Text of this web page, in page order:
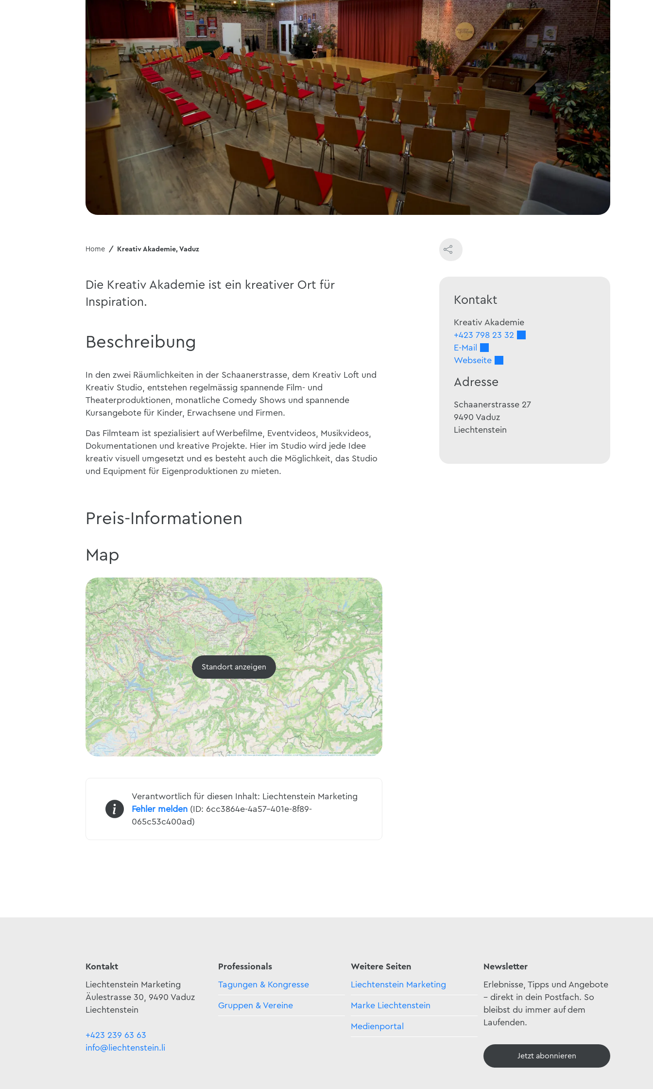
Home Kreativ Akademie, Vaduz
Die Kreativ Akademie ist ein kreativer Ort für
Inspiration.
Beschreibung
In den zwei Räumlichkeiten in der Schaanerstrasse, dem Kreativ Loft und
Kreativ Studio, entstehen regelmässig spannende Film- und
Theaterproduktionen, monatliche Comedy Shows und spannende
Kursangebote für Kinder, Erwachsene und Firmen.
Das Filmteam ist spezialisiert auf Werbefilme, Eventvideos, Musikvideos,
Dokumentationen und kreative Projekte. Hier im Studio wird jede Idee
kreativ visuell umgesetzt und es besteht auch die Möglichkeit, das Studio
und Equipment für Eigenproduktionen zu mieten.
Preis-Informationen
Map
Standort anzeigen
Verantwortlich für diesen Inhalt: Liechtenstein Marketing
Fehler melden(ID: 6cc3864e-4a57-401e-8f89-
065c53c400ad)
Kontakt
Kreativ Akademie
+423 798 23 32
E-Mail
Webseite
Adresse
Schaanerstrasse 27
9490 Vaduz
Liechtenstein
Kontakt
Liechtenstein Marketing
Äulestrasse 30, 9490 Vaduz
Liechtenstein
+423 239 63 63
info@liechtenstein.li
Professionals
Tagungen & Kongresse
Gruppen & Vereine
Weitere Seiten
Liechtenstein Marketing
Marke Liechtenstein
Medienportal
Newsletter
Erlebnisse, Tipps und Angebote
– direkt in dein Postfach. So
bleibst du immer auf dem
Laufenden.
Jetzt abonnieren